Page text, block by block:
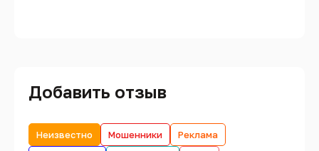
Добавить отзыв
Неизвестно Мошенники
Реклама